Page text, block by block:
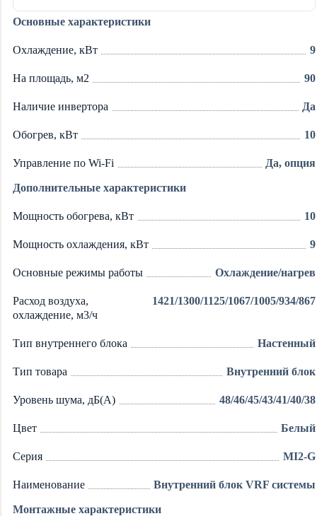
Основные характеристики
Охлаждение, кВт 9
На площадь, м2 90
Наличие инвертора Да
Обогрев, кВт 10
Управление по Wi-Fi Да, опция
Дополнительные характеристики
Мощность обогрева, кВт 10
Мощность охлаждения, кВт 9
Основные режимы работы Охлаждение/нагрев
Расход воздуха,
охлаждение, м3/ч
1421/1300/1125/1067/1005/934/867
Тип внутреннего блока Настенный
Тип товара Внутренний блок
Уровень шума, дБ(А) 48/46/45/43/41/40/38
Цвет Белый
Серия MI2-G
Наименование Внутренний блок VRF системы
Монтажные характеристики